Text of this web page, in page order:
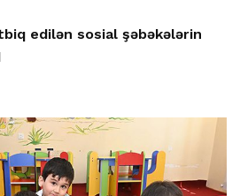
edilən sosial şəbəkələrin